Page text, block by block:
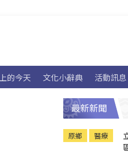
的今天 文化小辭典 活動訊息
最新新聞
原鄉 醫療